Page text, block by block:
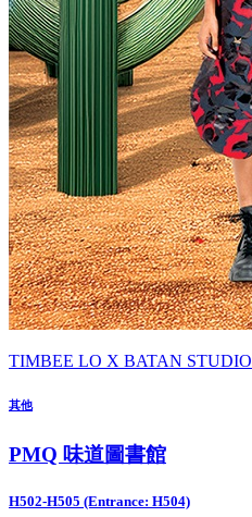
TIMBEE LO X BATAN STUDIO
其他
PMQ 味道圖書館
H502-H505 (Entrance: H504)